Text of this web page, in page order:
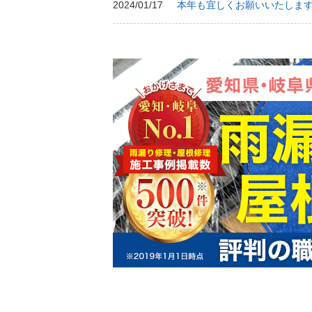
2024/01/17 本年も宜しくお願いいたしま